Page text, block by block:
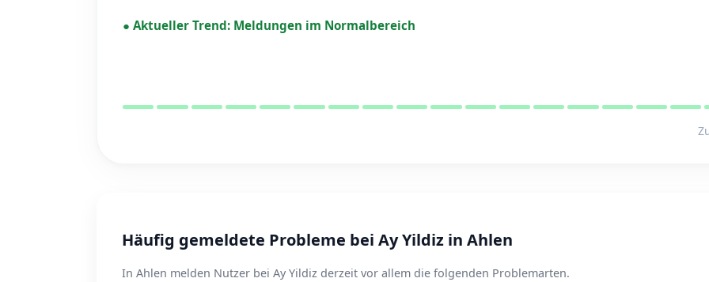
● Aktueller Trend: Meldungen im Normalbereich
Häufig gemeldete Probleme bei Ay Yildiz in Ahlen
In Ahlen melden Nutzer bei Ay Yildiz derzeit vor allem die folgenden Problemarten.